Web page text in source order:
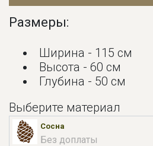
Размеры:
Ширина - 115 см
Высота - 60 см
Глубина - 50 см
Выберите материал
Сосна
Без доплаты